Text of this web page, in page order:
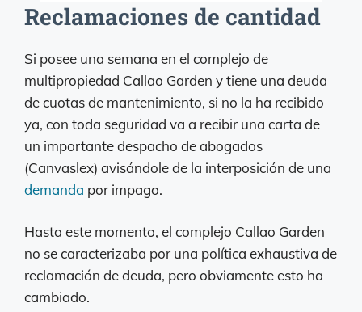
Reclamaciones de cantidad
Si posee una semana en el complejo de
multipropiedad Callao Garden y tiene una deuda
de cuotas de mantenimiento, si no la ha recibido
ya, con toda seguridad va a recibir una carta de
un importante despacho de abogados
(Canvaslex) avisándole de la interposición de una
demanda por impago.
Hasta este momento, el complejo Callao Garden
no se caracterizaba por una política exhaustiva de
reclamación de deuda, pero obviamente esto ha
cambiado.